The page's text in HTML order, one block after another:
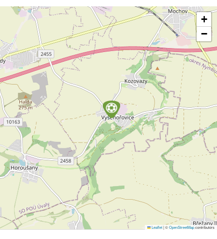
+
−
Leaflet|©OpenStreetMapcontributors